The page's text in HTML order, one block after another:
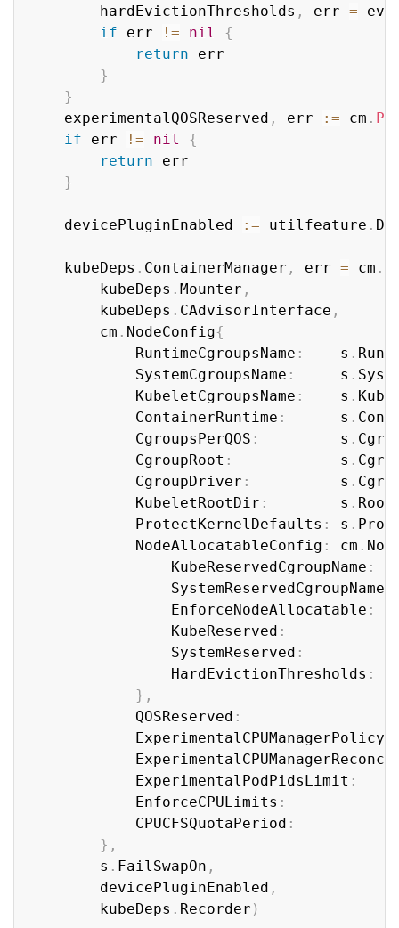
		hardEvictionThresholds
, err =
if err != nil
{
return err
}
}
	experimentalQOSReserved
, err := cm .
if err != nil
{
return err
}
	devicePluginEnabled
:= utilfeature .
	kubeDeps
. ContainerManager , err = cm .
		kubeDeps
. Mounter ,
		kubeDeps
. CAdvisorInterface ,
		cm
. NodeConfig{
			RuntimeCgroupsName
:
    s
.
			SystemCgroupsName
:
     s
.
			KubeletCgroupsName
:
    s
.
			ContainerRuntime
:
      s
.
			CgroupsPerQOS
:
         s
.
			CgroupRoot
:
            s
.
			CgroupDriver
:
          s
.
			KubeletRootDir
:
        s
.
			ProtectKernelDefaults
: s .
			NodeAllocatableConfig
: cm .
				KubeReservedCgroupName
:
				SystemReservedCgroupName
				EnforceNodeAllocatable
:
				KubeReserved
:
				SystemReserved
:
				HardEvictionThresholds
:
} ,
			QOSReserved
:
			ExperimentalCPUManagerPolicy
			ExperimentalPodPidsLimit
:
			EnforceCPULimits
:
			CPUCFSQuotaPeriod
:
} ,
		s
. FailSwapOn ,
		devicePluginEnabled
,
		kubeDeps
. Recorder )